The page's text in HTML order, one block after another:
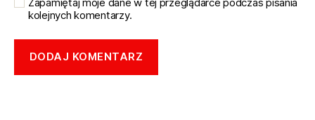
kolejnych komentarzy.